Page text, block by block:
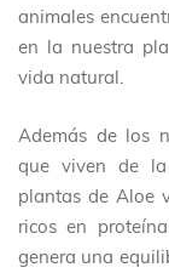
animales
en la nuestra
vida natural.
Además de los
que viven de
plantas de Aloe
ricos en
genera una